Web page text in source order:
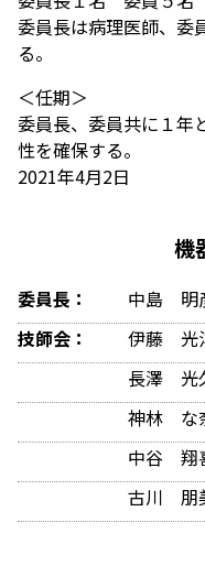
委員長は病理医師、委
る。
＜任期＞
委員長、委員共に１年
性を確保する。
2021年4月2日
機
委員長：
中島 明
技師会：
伊藤 光
長澤 光
神林 な
中谷 翔
古川 朋